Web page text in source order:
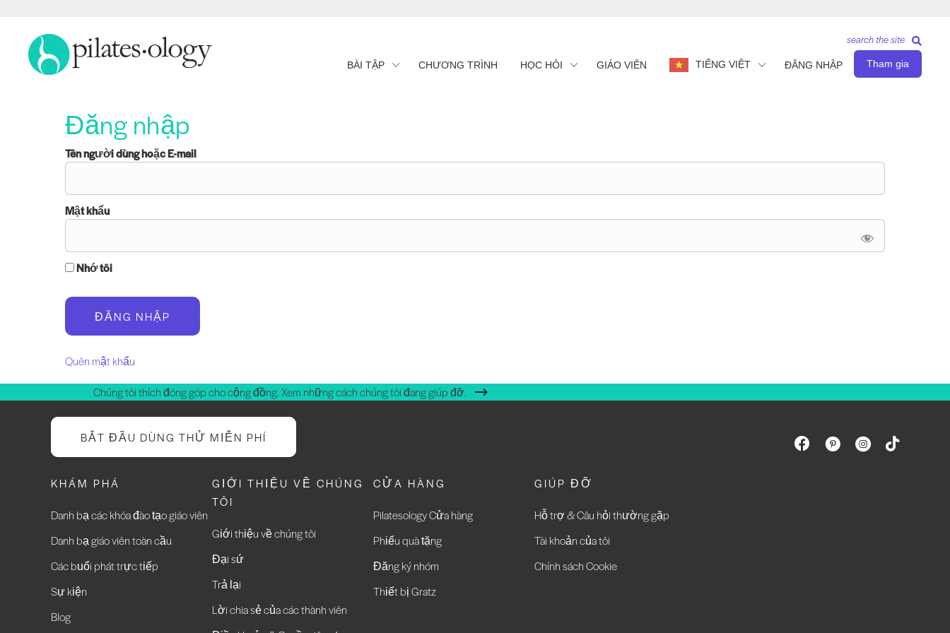
BÀI TẬP CHƯƠNG TRÌNH HỌC HỎI GIÁO VIÊN TIẾNG VIỆT ĐĂNG NHẬP Tham gia
search the site
Đăng nhập
Tên người dùng hoặc E-mail
Mật khẩu
Nhớ tôi
Quên mật khẩu
Chúng tôi thích đóng góp cho cộng đồng. Xem những cách chúng tôi đang giúp đỡ.
BẮT ĐẦU DÙNG THỬ MIỄN PHÍ
KHÁM PHÁ
Danh bạ các khóa đào tạo giáo viên
Danh bạ giáo viên toàn cầu
Các buổi phát trực tiếp
Sự kiện
Blog
GIỚI THIỆU VỀ CHÚNG
TÔI
Giới thiệu về chúng tôi
Đại sứ
Trả lại
Lời chia sẻ của các thành viên
CỬA HÀNG
Pilatesology Cửa hàng
Phiếu quà tặng
Đăng ký nhóm
Thiết bị Gratz
GIÚP ĐỠ
Hỗ trợ & Câu hỏi thường gặp
Tài khoản của tôi
Chính sách Cookie